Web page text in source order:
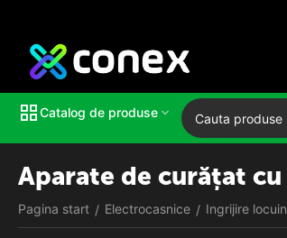
Catalog de produse
Aparate de curățat
Pagina start / Electrocasnice / Ingrijire